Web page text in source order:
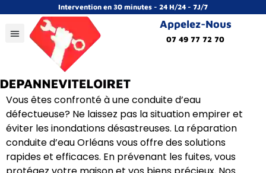
Intervention en 30 minutes - 24 H/24 - 7J/7
Appelez-Nous
07 49 77 72 70
Vous êtes confronté à une conduite d’eau
défectueuse? Ne laissez pas la situation empirer et
éviter les inondations désastreuses. La réparation
conduite d’eau Orléans vous offre des solutions
rapides et efficaces. En prévenant les fuites, vous